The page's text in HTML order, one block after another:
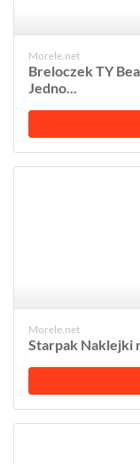
Morele.net
Breloczek TY
Jedno...
Morele.net
Starpak Naklejki